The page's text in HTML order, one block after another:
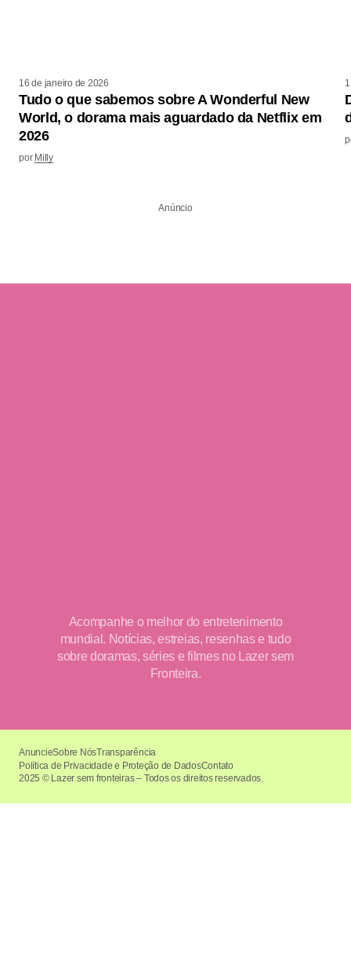
16 de janeiro de 2026
Tudo o que sabemos sobre A Wonderful New
World, o dorama mais aguardado da Netflix em
2026
por Milly
Anúncio
Acompanhe o melhor do entretenimento
mundial. Notícias, estreias, resenhas e tudo
sobre doramas, séries e filmes no Lazer sem
Fronteira.
2025 © Lazer sem fronteiras – Todos os direitos reservados.
AnuncieSobre NósTransparência
Política de Privacidade e Proteção de DadosContato